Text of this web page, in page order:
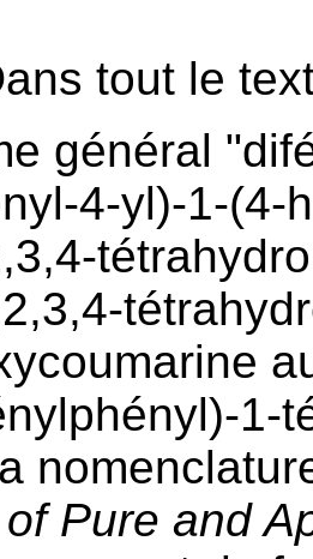
tout le
général
4-yl)-1-(4-
1-
Pure and